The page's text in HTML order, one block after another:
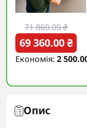
71 860.00 ₴
69 360.00 ₴
Економія: 2
Опис